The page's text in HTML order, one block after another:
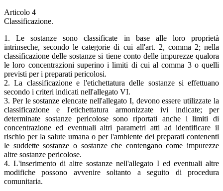
Articolo 4
Classificazione.
1. Le sostanze sono classificate in base alle loro proprietà
intrinseche, secondo le categorie di cui all'art. 2, comma 2; nella
classificazione delle sostanze si tiene conto delle impurezze qualora
le loro concentrazioni superino i limiti di cui al comma 3 o quelli
previsti per i preparati pericolosi.
2. La classificazione e l'etichettatura delle sostanze si effettuano
secondo i criteri indicati nell'allegato VI.
3. Per le sostanze elencate nell'allegato I, devono essere utilizzate la
classificazione e l'etichettatura armonizzate ivi indicate; per
determinate sostanze pericolose sono riportati anche i limiti di
concentrazione ed eventuali altri parametri atti ad identificare il
rischio per la salute umana o per l'ambiente dei preparati contenenti
le suddette sostanze o sostanze che contengano come impurezze
altre sostanze pericolose.
4. L'inserimento di altre sostanze nell'allegato I ed eventuali altre
modifiche possono avvenire soltanto a seguito di procedura
comunitaria.